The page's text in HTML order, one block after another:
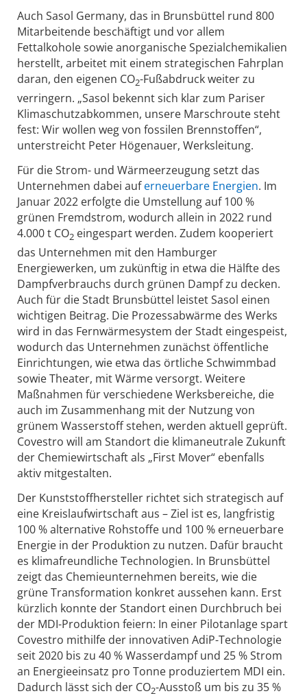
Auch Sasol Germany, das in Bruns­büttel rund 800
Mitarbeitende beschäftigt und vor allem
Fettalkohole sowie anorganische Spezialchemikalien
herstellt, arbeitet mit einem strategischen Fahrplan
daran, den eigenen CO2-Fußabdruck weiter zu
verringern. „Sasol bekennt sich klar zum Pariser
Klimaschutzabkommen, unsere Marschroute steht
fest: Wir wollen weg von fossilen Brennstoffen“,
unterstreicht Peter Högenauer, Werksleitung.
Für die Strom- und Wärmeerzeugung setzt das
Unternehmen dabei auferneuerbare Energien. Im
Januar 2022 erfolgte die Umstellung auf 100 %
grünen Fremdstrom, wodurch allein in 2022 rund
4.000 t CO2 eingespart werden. Zudem kooperiert
das Unternehmen mit den Hamburger
Energiewerken, um zukünftig in etwa die Hälfte des
Dampfverbrauchs durch grünen Dampf zu decken.
Auch für die Stadt Brunsbüttel leistet Sasol einen
wichtigen Beitrag. Die Prozessabwärme des Werks
wird in das Fernwärmesystem der Stadt eingespeist,
wodurch das Unternehmen zunächst öffentliche
Einrichtungen, wie etwa das örtliche Schwimmbad
sowie Theater, mit Wärme versorgt. Weitere
Maßnahmen für verschiedene Werksbereiche, die
auch im Zusammenhang mit der Nutzung von
grünem Wasserstoff stehen, werden aktuell geprüft.
Covestro will am Standort die klimaneutrale Zukunft
der Chemiewirtschaft als „First Mover“ ebenfalls
aktiv mitgestalten.
Der Kunststoffhersteller richtet sich strategisch auf
eine Kreislaufwirtschaft aus – Ziel ist es, langfristig
100 % alternative Rohstoffe und 100 % erneuerbare
Energie in der Produktion zu nutzen. Dafür braucht
es klimafreundliche Technologien. In Brunsbüttel
zeigt das Chemieunternehmen bereits, wie die
grüne Transformation konkret aussehen kann. Erst
kürzlich konnte der Standort einen Durchbruch bei
der MDI-Produktion feiern: In einer Pilotanlage spart
Covestro mithilfe der innovativen AdiP-Technologie
seit 2020 bis zu 40 % Wasserdampf und 25 % Strom
an Energieeinsatz pro Tonne produziertem MDI ein.
Dadurch lässt sich der CO2-Ausstoß um bis zu 35 %